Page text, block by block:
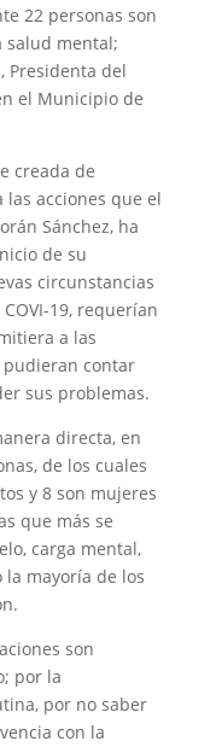
22 personas son
salud mental;
Presidenta del
el Municipio de
creada de
acciones que el
Sánchez, ha
de su
circunstancias
19, requerían
a las
pudieran contar
sus problemas.
directa, en
de los cuales
y 8 son mujeres
que más se
carga mental,
mayoría de los
son
por la
por no saber
con la